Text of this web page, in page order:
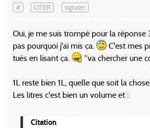
# CITER signaler
Oui, je me suis trompé pour la réponse
pas pourquoi j'ai mis ça.
C'est mes
tués en lisant ça.
*va chercher une
1L reste bien 1L, quelle que soit la
Les litres c'est bien un volume et :
Citation